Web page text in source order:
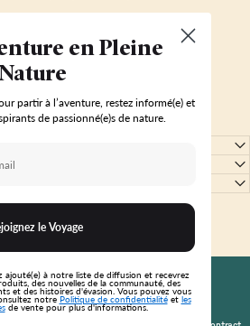
Tous droits réservés.
région
FR
Langue
Français
de ventePolitique de confidentialité
en Pleine
partir à l’aventure, restez informé(e) et
de passionné(e)s de nature.
le Voyage
ajouté(e) à notre liste de diffusion et recevrez
des nouvelles de la communauté, des
et des histoires d'évasion. Vous pouvez vous
notre Politique de confidentialitéet les
de vente pour plus d'informations.